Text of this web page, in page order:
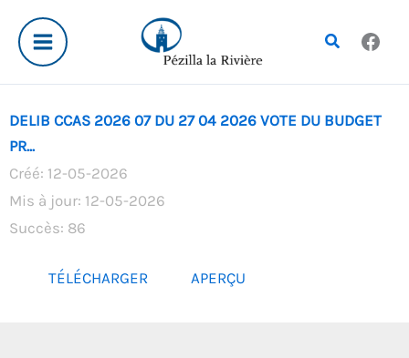
contenu
Rechercher
DELIB CCAS 2026 07 DU 27 04 2026 VOTE DU BUDGET
PR...
Créé: 12-05-2026
Mis à jour: 12-05-2026
Succès: 86
TÉLÉCHARGER APERÇU